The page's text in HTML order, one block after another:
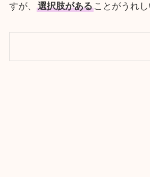
すが、 選択肢があることがうれし